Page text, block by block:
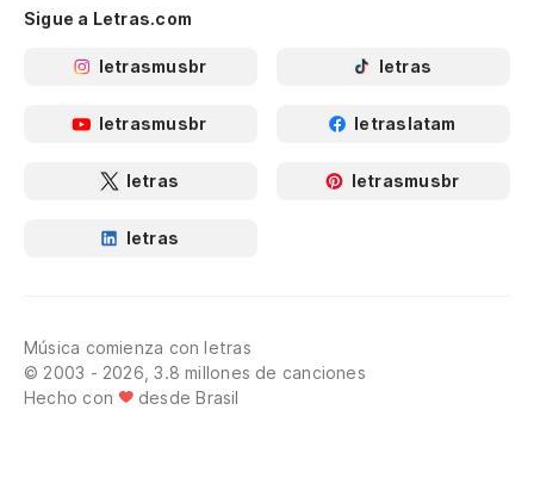
Sigue a Letras.com
letrasmusbr letras
letrasmusbr letraslatam
letras letrasmusbr
letras
Música comienza con letras
© 2003 - 2026, 3.8 millones de canciones
Hecho con
desde Brasil